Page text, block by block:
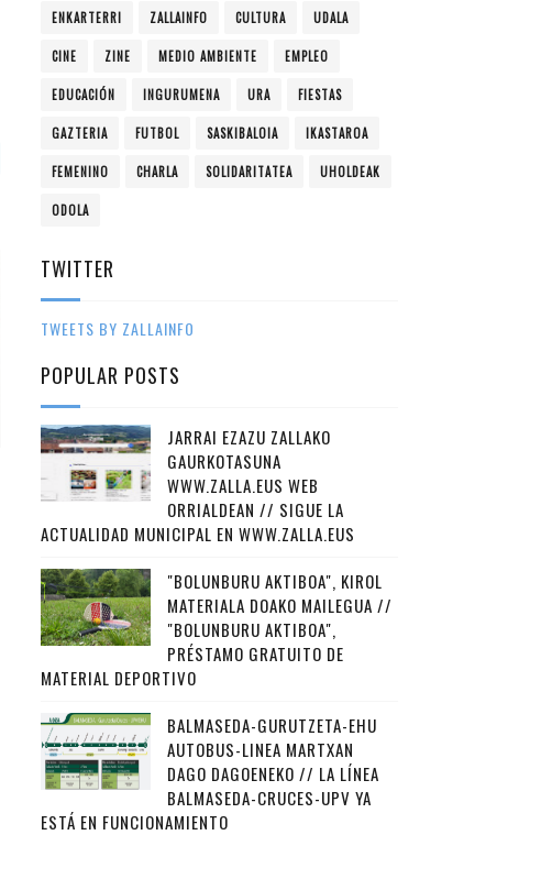
ENKARTERRI ZALLAINFO CULTURA UDALA
CINE ZINE MEDIO AMBIENTE EMPLEO
EDUCACIÓN INGURUMENA URA FIESTAS
GAZTERIA FUTBOL SASKIBALOIA IKASTAROA
FEMENINO CHARLA SOLIDARITATEA UHOLDEAK
ODOLA
TWITTER
TWEETS BY ZALLAINFO
POPULAR POSTS
JARRAI EZAZU ZALLAKO
GAURKOTASUNA
WWW.ZALLA.EUS WEB
ORRIALDEAN // SIGUE LA
ACTUALIDAD MUNICIPAL EN WWW.ZALLA.EUS
"BOLUNBURU AKTIBOA", KIROL
MATERIALA DOAKO MAILEGUA //
"BOLUNBURU AKTIBOA",
PRÉSTAMO GRATUITO DE
MATERIAL DEPORTIVO
BALMASEDA-GURUTZETA-EHU
AUTOBUS-LINEA MARTXAN
DAGO DAGOENEKO // LA LÍNEA
BALMASEDA-CRUCES-UPV YA
ESTÁ EN FUNCIONAMIENTO